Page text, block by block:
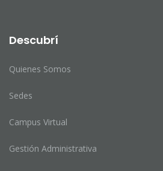
Descubrí
Quienes Somos
Sedes
Campus Virtual
Gestión Administrativa